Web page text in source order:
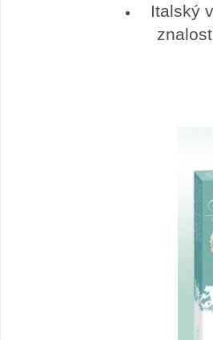
Italský